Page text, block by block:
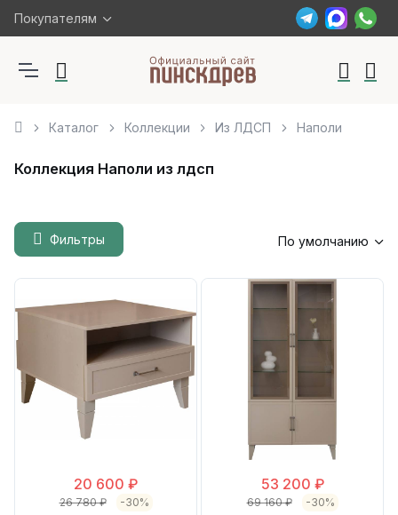
Покупателям
Каталог Коллекции Из ЛДСП Наполи
Коллекция Наполи из лдсп
Фильтры По умолчанию
20 600 ₽
26 780 ₽ -30%
53 200 ₽
69 160 ₽ -30%